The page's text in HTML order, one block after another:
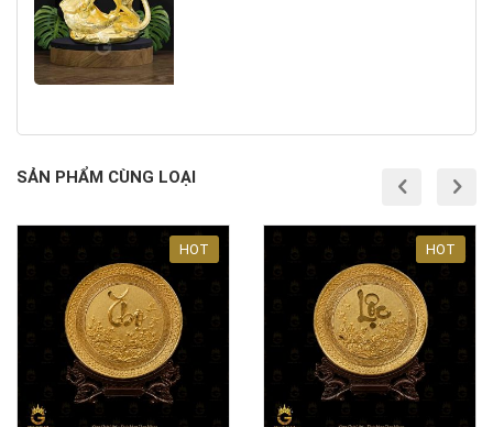
SẢN PHẨM CÙNG LOẠI
HOT HOT